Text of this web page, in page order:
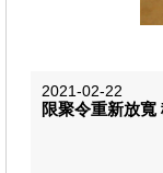
2021-02-22
限聚令重新放